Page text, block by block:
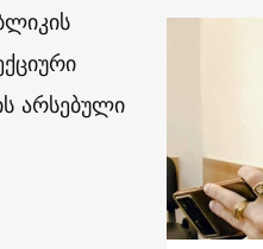
არსებული